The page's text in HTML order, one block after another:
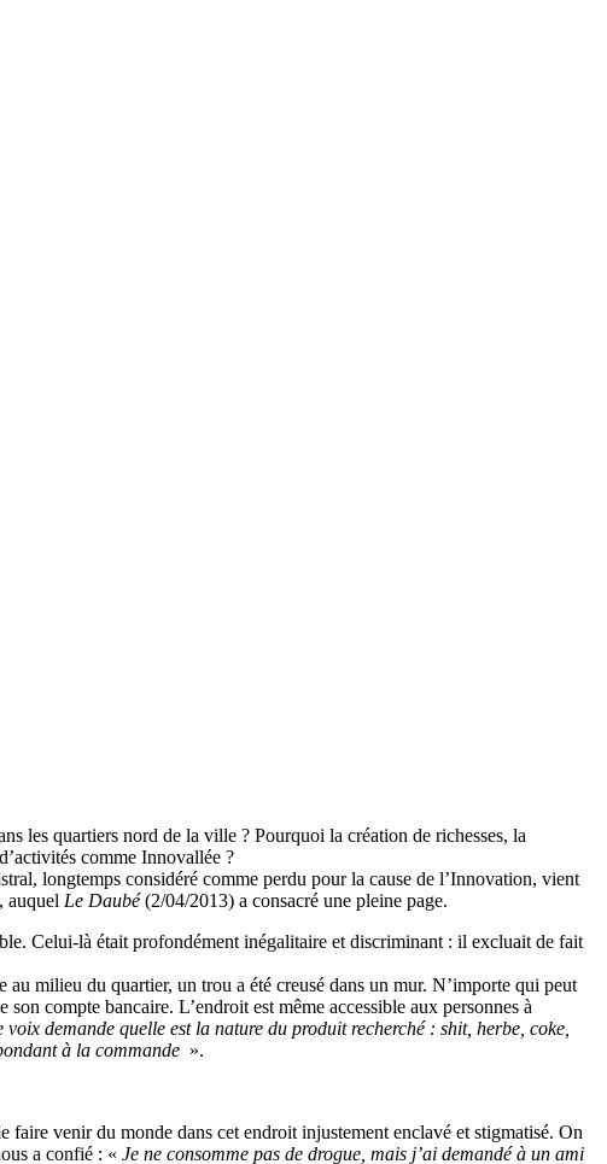
les quartiers nord de la ville ? Pourquoi la création de richesses, la
comme Innovallée ?
longtemps considéré comme perdu pour la cause de l’Innovation, vient
auquel Le Daubé(2/04/2013) a consacré une pleine page.
Celui-là était profondément inégalitaire et discriminant : il excluait de fait
milieu du quartier, un trou a été creusé dans un mur. N’importe qui peut
compte bancaire. L’endroit est même accessible aux personnes à
demande quelle est la nature du produit recherché : shit, herbe, coke,
à la commande ».
venir du monde dans cet endroit injustement enclavé et stigmatisé. On
a confié : « Je ne consomme pas de drogue, mais j’ai demandé à un ami